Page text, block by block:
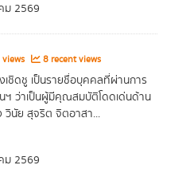
2569
8 recent views
ชิดชู เป็นรายชื่อบุคคลที่ผ่านการ
ว่าเป็นผู้มีคุณสมบัติโดดเด่นด้าน
นัย สุจริต จิตอาสา...
2569